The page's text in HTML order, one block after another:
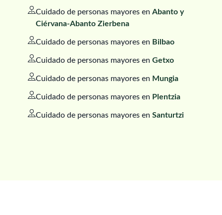
Cuidado de personas mayores en Abanto y
Ciérvana-Abanto Zierbena
Cuidado de personas mayores en Bilbao
Cuidado de personas mayores en Getxo
Cuidado de personas mayores en Mungia
Cuidado de personas mayores en Plentzia
Cuidado de personas mayores en Santurtzi